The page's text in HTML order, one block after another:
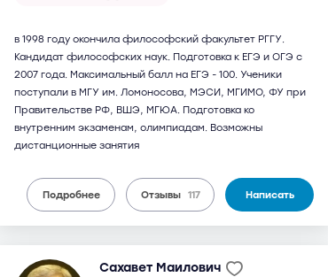
в 1998 году окончила философский факультет РГГУ.
Кандидат философских наук. Подготовка к ЕГЭ и ОГЭ с
2007 года. Максимальный балл на ЕГЭ - 100. Ученики
поступали в МГУ им. Ломоносова, МЭСИ, МГИМО, ФУ при
Правительстве РФ, ВШЭ, МГЮА. Подготовка ко
внутренним экзаменам, олимпиадам. Возможны
дистанционные занятия
Подробнее Отзывы 117 Написать
Сахавет Маилович